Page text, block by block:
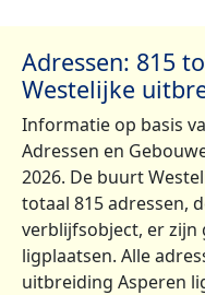
Adressen: 815
Westelijke
Informatie op basis
Adressen en
2026. De buurt
totaal 815 adressen,
verblijfsobject, er zijn
ligplaatsen. Alle
uitbreiding Asperen